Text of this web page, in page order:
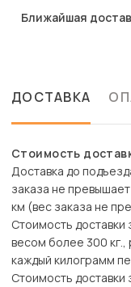
Ближайшая
ДОСТАВКА
Стоимость
Доставка до
заказа не
км (вес заказа не
Стоимость
весом более 300 кг.,
каждый килограмм
Стоимость